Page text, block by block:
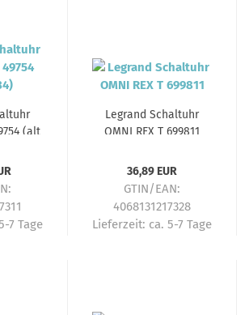
(alt
7 Tage
Legrand Schaltuhr
OMNI REX T 699811
36,89 EUR
GTIN/EAN:
4068131217328
Lieferzeit: ca. 5-7 Tage